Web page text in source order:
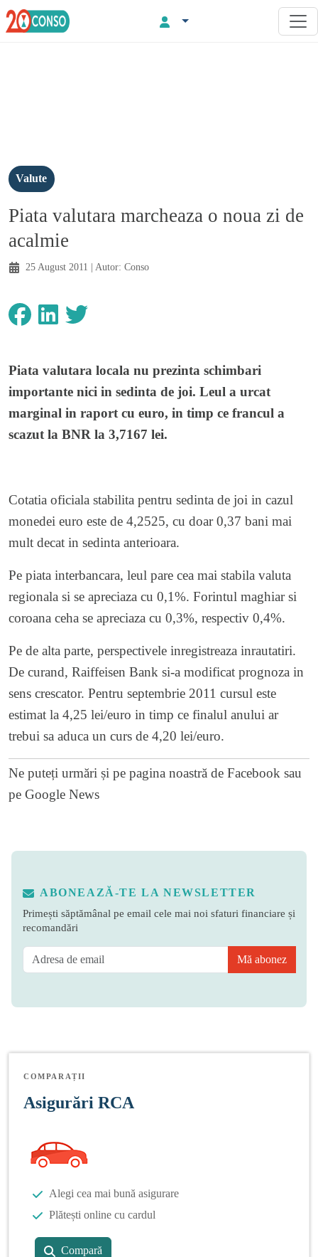
Valute
Piata valutara marcheaza o noua zi de
acalmie
25 August 2011 | Autor: Conso
Piata valutara locala nu prezinta schimbari
importante nici in sedinta de joi. Leul a urcat
marginal in raport cu euro, in timp ce francul a
scazut la BNR la 3,7167 lei.
Cotatia oficiala stabilita pentru sedinta de joi in cazul
monedei euro este de 4,2525, cu doar 0,37 bani mai
mult decat in sedinta anterioara.
Pe piata interbancara, leul pare cea mai stabila valuta
regionala si se apreciaza cu 0,1%. Forintul maghiar si
coroana ceha se apreciaza cu 0,3%, respectiv 0,4%.
Pe de alta parte, perspectivele inregistreaza inrautatiri.
De curand, Raiffeisen Bank si-a modificat prognoza in
sens crescator. Pentru septembrie 2011 cursul este
estimat la 4,25 lei/euro in timp ce finalul anului ar
trebui sa aduca un curs de 4,20 lei/euro.
Ne puteți urmări și pe pagina noastră de Facebook sau
pe Google News
ABONEAZĂ-TE LA NEWSLETTER
Primești săptămânal pe email cele mai noi sfaturi financiare și
recomandări
Mă abonez
COMPARAȚII
Asigurări RCA
Alegi cea mai bună asigurare
Plătești online cu cardul
Compară